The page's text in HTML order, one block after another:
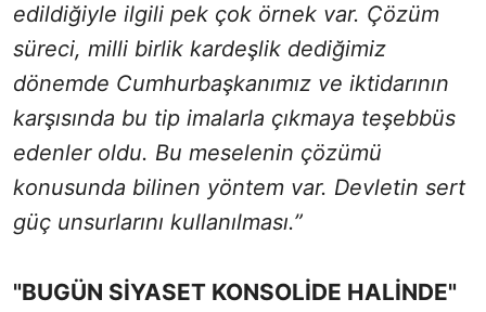
edildiğiyle ilgili pek çok örnek var. Çözüm
süreci, milli birlik kardeşlik dediğimiz
dönemde Cumhurbaşkanımız ve iktidarının
karşısında bu tip imalarla çıkmaya teşebbüs
edenler oldu. Bu meselenin çözümü
konusunda bilinen yöntem var. Devletin sert
güç unsurlarını kullanılması.”
"BUGÜN SİYASET KONSOLİDE HALİNDE"